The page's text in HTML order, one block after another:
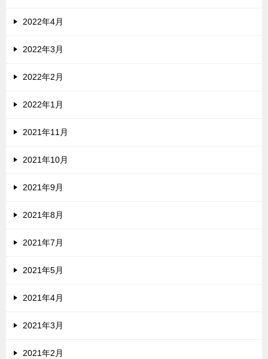
2022年4月
2022年3月
2022年2月
2022年1月
2021年11月
2021年10月
2021年9月
2021年8月
2021年7月
2021年5月
2021年4月
2021年3月
2021年2月